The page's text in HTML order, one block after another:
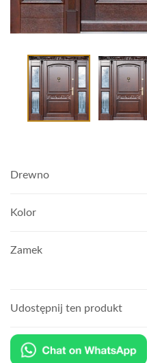
Drewno
Kolor
Zamek
Udostępnij ten produkt